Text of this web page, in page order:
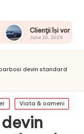
își vor putea
20, 2026
devin standard
Viata & oameni